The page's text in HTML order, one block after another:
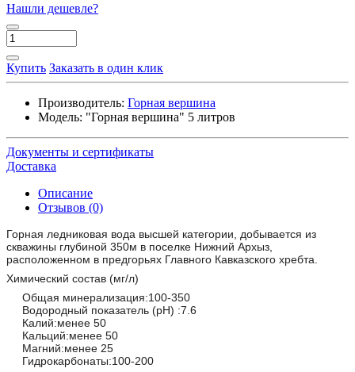
Нашли дешевле?
Купить Заказать в один клик
Производитель: Горная вершина
Модель: "Горная вершина" 5 литров
Документы и сертификаты
Доставка
Описание
Отзывов (0)
Горная ледниковая вода высшей категории, добывается из
скважины глубиной 350м в поселке Нижний Архыз,
расположенном в предгорьях Главного Кавказского хребта.
Химический состав (мг/л)
Общая минерализация:100-350
Водородный показатель (рН) :7.6
Калий:менее 50
Кальций:менее 50
Магний:менее 25
Гидрокарбонаты:100-200